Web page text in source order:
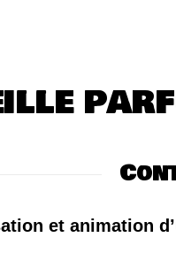
et animation